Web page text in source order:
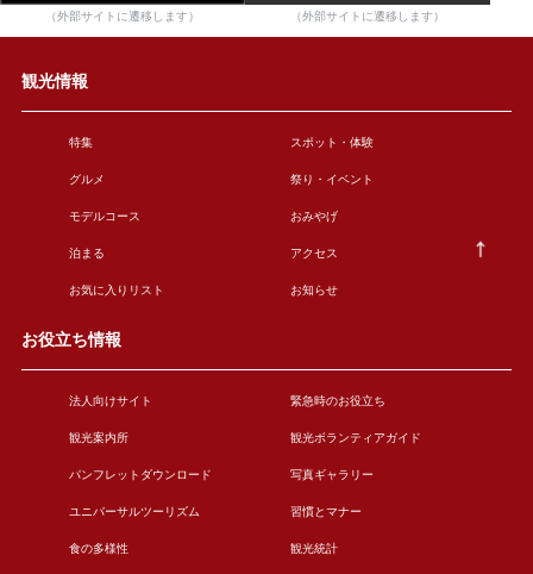
（外部サイトに遷移します） （外部サイトに遷移します）
観光情報
特集 スポット・体験
グルメ 祭り・イベント
モデルコース おみやげ
泊まる アクセス
お気に入りリスト お知らせ
お役立ち情報
法人向けサイト 緊急時のお役立ち
観光案内所 観光ボランティアガイド
パンフレットダウンロード 写真ギャラリー
ユニバーサルツーリズム 習慣とマナー
食の多様性 観光統計